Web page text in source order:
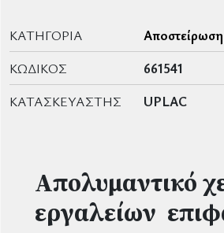
ΚΑΤΗΓΟΡΊΑ
Αποστείρωση
ΚΩΔΙΚΌΣ
661541
ΚΑΤΑΣΚΕΥΑΣΤΉΣ
UPLAC
Απολυμαντικό
εργαλείων